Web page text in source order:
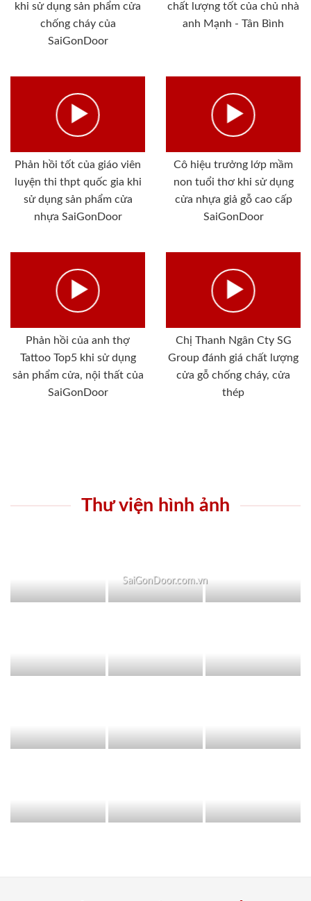
khi sử dụng sản phẩm cửa
chống cháy của
SaiGonDoor
chất lượng tốt của chủ nhà
anh Mạnh - Tân Bình
Phản hồi tốt của giáo viên
luyện thi thpt quốc gia khi
sử dụng sản phẩm cửa
nhựa SaiGonDoor
Cô hiệu trưởng lớp mầm
non tuổi thơ khi sử dụng
cửa nhựa giả gỗ cao cấp
SaiGonDoor
Phản hồi của anh thợ
Tattoo Top5 khi sử dụng
sản phẩm cửa, nội thất của
SaiGonDoor
Chị Thanh Ngân Cty SG
Group đánh giá chất lượng
cửa gỗ chống cháy, cửa
thép
Thư viện hình ảnh
SaiGonDoor.com.vn